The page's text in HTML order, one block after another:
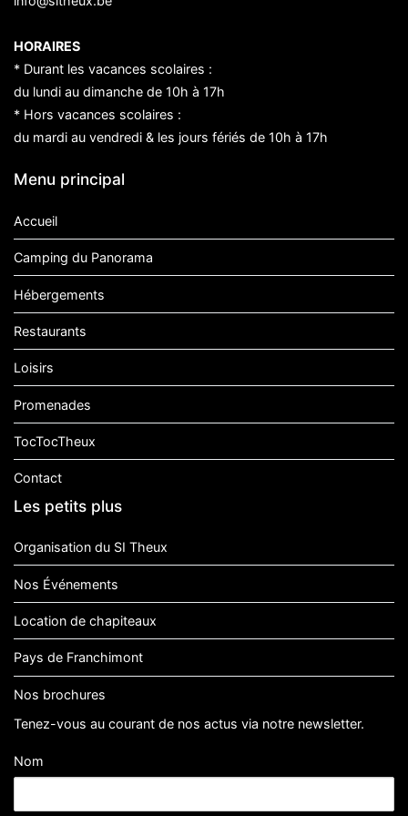
HORAIRES
* Durant les vacances scolaires :
du lundi au dimanche de 10h à 17h
* Hors vacances scolaires :
du mardi au vendredi & les jours fériés de 10h à 17h
Menu principal
Accueil
Camping du Panorama
Hébergements
Restaurants
Loisirs
Promenades
TocTocTheux
Contact
Les petits plus
Organisation du SI Theux
Nos Événements
Location de chapiteaux
Pays de Franchimont
Nos brochures
Tenez-vous au courant de nos actus via notre newsletter.
Nom